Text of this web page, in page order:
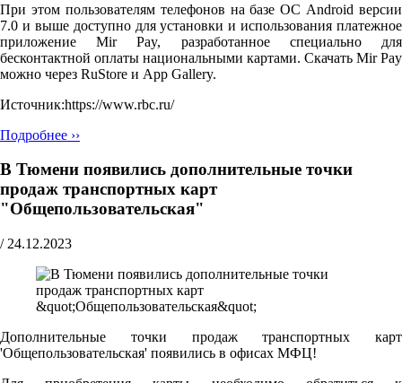
При этом пользователям телефонов на базе ОС Android версии
7.0 и выше доступно для установки и использования платежное
приложение Mir Pay, разработанное специально для
бесконтактной оплаты национальными картами. Скачать Mir Pay
можно через RuStore и App Gallery.
Источник:https://www.rbc.ru/
Подробнее ››
В Тюмени появились дополнительные точки
продаж транспортных карт
"Общепользовательская"
/ 24.12.2023
Дополнительные точки продаж транспортных карт
'Общепользовательская' появились в офисах МФЦ!